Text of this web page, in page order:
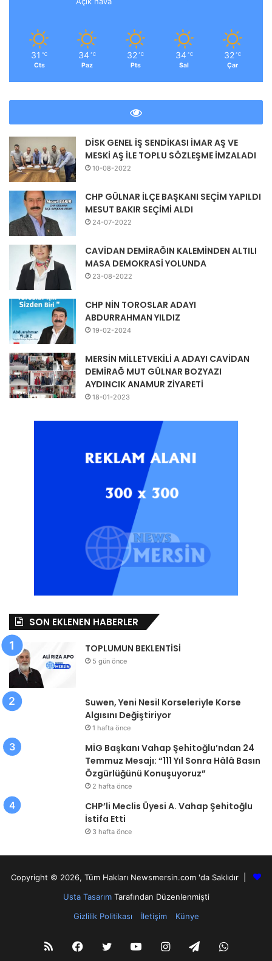
31 ℃
Cts
34 ℃
Paz
32 ℃
Pts
34 ℃
Sal
32 ℃
Çar
DİSK GENEL İŞ SENDİKASI İMAR AŞ VE
MESKİ AŞ İLE TOPLU SÖZLEŞME İMZALADI
10-08-2022
CHP GÜLNAR İLÇE BAŞKANI SEÇİM YAPILDI
MESUT BAKIR SEÇİMİ ALDI
24-07-2022
CAVİDAN DEMİRAĞIN KALEMİNDEN ALTILI
MASA DEMOKRASİ YOLUNDA
23-08-2022
CHP NİN TOROSLAR ADAYI
ABDURRAHMAN YILDIZ
19-02-2024
MERSİN MİLLETVEKİLİ A ADAYI CAVİDAN
DEMİRAĞ MUT GÜLNAR BOZYAZI
AYDINCIK ANAMUR ZİYARETİ
18-01-2023
SON EKLENEN HABERLER
TOPLUMUN BEKLENTİSİ
5 gün önce
Suwen, Yeni Nesil Korseleriyle Korse
Algısını Değiştiriyor
1 hafta önce
MİG Başkanı Vahap Şehitoğlu’ndan 24
Temmuz Mesajı: “111 Yıl Sonra Hâlâ Basın
Özgürlüğünü Konuşuyoruz”
2 hafta önce
CHP’li Meclis Üyesi A. Vahap Şehitoğlu
İstifa Etti
3 hafta önce
Copyright © 2026, Tüm Hakları Newsmersin.com 'da Saklıdır |
Usta TasarımTarafından Düzenlenmişti
Gizlilik Politikası
İletişim Künye
RSS Facebook
TwitterYouTubeInstagram
Telegram